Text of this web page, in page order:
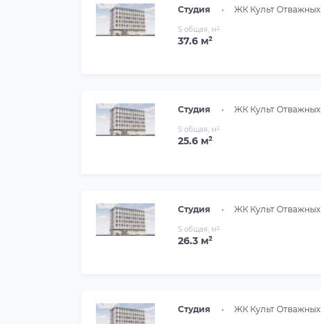
Студия • ЖК Культ Отважных
S общая, м²
37.6 м²
Студия • ЖК Культ Отважных
S общая, м²
25.6 м²
Студия • ЖК Культ Отважных
S общая, м²
26.3 м²
Студия • ЖК Культ Отважных